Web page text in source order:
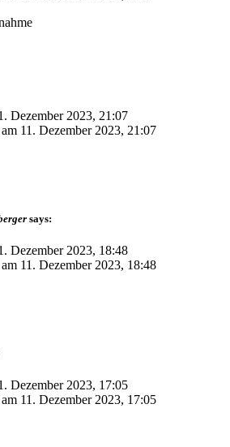
Dezember 2023, 21:07
11. Dezember 2023, 21:07
says:
Dezember 2023, 18:48
11. Dezember 2023, 18:48
Dezember 2023, 17:05
11. Dezember 2023, 17:05